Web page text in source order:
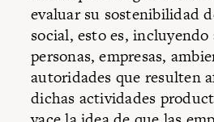
evaluar su sostenibilidad
social, esto es, incluyendo
personas, empresas,
autoridades que resulten
dichas actividades